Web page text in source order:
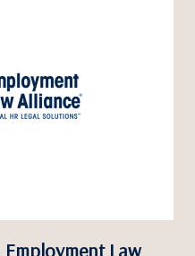
Employment Law